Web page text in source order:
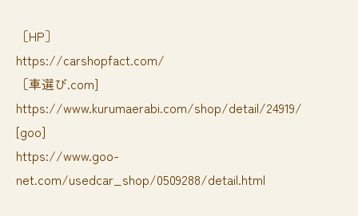
［HP］
https://carshopfact.com/
［車選び.com]
https://www.kurumaerabi.com/shop/detail/24919/
[goo]
https://www.goo-
net.com/usedcar_shop/0509288/detail.html